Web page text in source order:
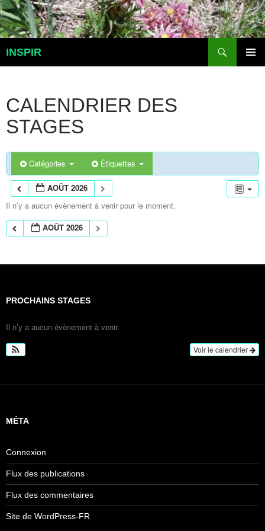
Aller
au
contenu
INSPIR
CALENDRIER DES
STAGES
Catégories Étiquettes
AOÛT 2026
Il n’y a aucun évènement à venir pour le moment.
AOÛT 2026
PROCHAINS STAGES
Il n’y a aucun évènement à venir.
Voir le calendrier
MÉTA
Connexion
Flux des publications
Flux des commentaires
Site de WordPress-FR